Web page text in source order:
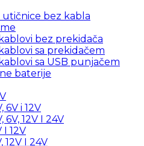
bez kabla
bez prekidača
sa prekidačem
sa USB punjačem
baterije
6V i 12V
6V, 12V I 24V
I 12V
12V I 24V